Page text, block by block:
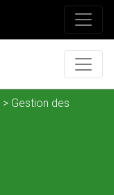
> Gestion des